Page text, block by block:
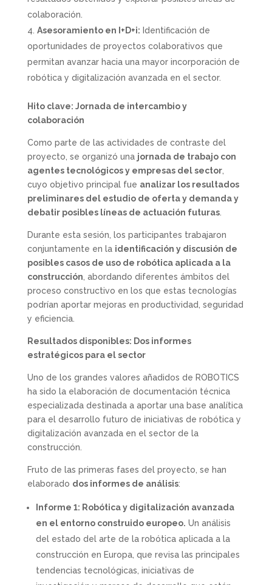
colaboración.
Asesoramiento en I+D+i: Identificación de
oportunidades de proyectos colaborativos que
permitan avanzar hacia una mayor incorporación de
robótica y digitalización avanzada en el sector.
Hito clave: Jornada de intercambio y
colaboración
Como parte de las actividades de contraste del
proyecto, se organizó una jornada de trabajo con
agentes tecnológicos y empresas del sector,
cuyo objetivo principal fue analizar los resultados
preliminares del estudio de oferta y demanda y
debatir posibles líneas de actuación futuras.
Durante esta sesión, los participantes trabajaron
conjuntamente en la identificación y discusión de
posibles casos de uso de robótica aplicada a la
construcción , abordando diferentes ámbitos del
proceso constructivo en los que estas tecnologías
podrían aportar mejoras en productividad, seguridad
y eficiencia.
Resultados disponibles: Dos informes
estratégicos para el sector
Uno de los grandes valores añadidos de ROBOTICS
ha sido la elaboración de documentación técnica
especializada destinada a aportar una base analítica
para el desarrollo futuro de iniciativas de robótica y
digitalización avanzada en el sector de la
construcción.
Fruto de las primeras fases del proyecto, se han
elaborado dos informes de análisis:
Informe 1: Robótica y digitalización avanzada
en el entorno construido europeo. Un análisis
del estado del arte de la robótica aplicada a la
construcción en Europa, que revisa las principales
tendencias tecnológicas, iniciativas de